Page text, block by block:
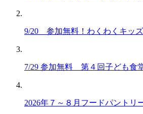
9/20 参加無料！わくわくキッ
7/29 参加無料 第４回子ども食
2026年７～８月フードパントリ